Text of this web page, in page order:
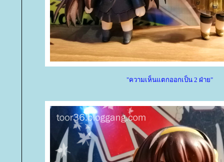
"ความเห็นแตกออกเป็น 2 ฝ่าย"